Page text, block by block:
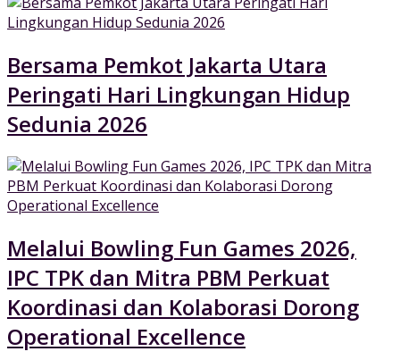
Bersama Pemkot Jakarta Utara
Peringati Hari Lingkungan Hidup
Sedunia 2026
Melalui Bowling Fun Games 2026,
IPC TPK dan Mitra PBM Perkuat
Koordinasi dan Kolaborasi Dorong
Operational Excellence